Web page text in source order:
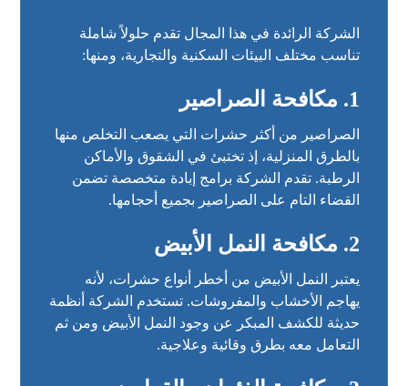
الشركة الرائدة في هذا المجال تقدم حلولاً شاملة
تناسب مختلف البيئات السكنية والتجارية، ومنها:
1. مكافحة الصراصير
الصراصير من أكثر حشرات التي يصعب التخلص منها
بالطرق المنزلية، إذ تختبئ في الشقوق والأماكن
الرطبة. تقدم الشركة برامج إبادة متخصصة تضمن
القضاء التام على الصراصير بجميع أحجامها.
2. مكافحة النمل الأبيض
يعتبر النمل الأبيض من أخطر أنواع حشرات، لأنه
يهاجم الأخشاب والمفروشات. تستخدم الشركة أنظمة
حديثة للكشف المبكر عن وجود النمل الأبيض ومن ثم
التعامل معه بطرق وقائية وعلاجية.